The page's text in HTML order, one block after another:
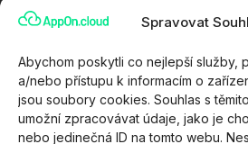
Spravovat
Abychom poskytli co nejlepší služby,
a/nebo přístupu k informacím o
jsou soubory cookies. Souhlas s
umožní zpracovávat údaje, jako je
nebo jedinečná ID na tomto webu.
Cookies
Ochrana osobních údajů
Všeobecné technické podmínky